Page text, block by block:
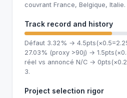
couvrant France, Belgique, Italie.
Track record and history
Défaut 3.32% →
27.03% (proxy >90j) →
réel vs annoncé N/C →
3.
Project selection rigor